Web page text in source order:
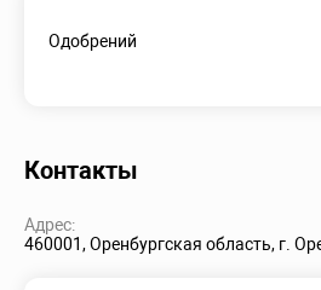
Одобрений
Контакты
Адрес:
460001, Оренбургская область, г.